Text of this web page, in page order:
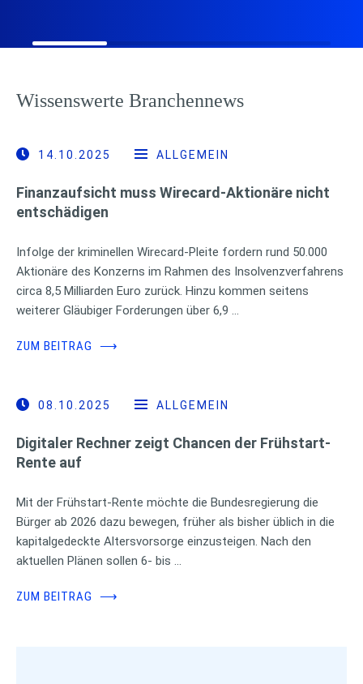
Wissenswerte Branchennews
14.10.2025 ALLGEMEIN
Finanzaufsicht muss Wirecard-Aktionäre nicht
entschädigen
Infolge der kriminellen Wirecard-Pleite fordern rund 50.000
Aktionäre des Konzerns im Rahmen des Insolvenzverfahrens
circa 8,5 Milliarden Euro zurück. Hinzu kommen seitens
weiterer Gläubiger Forderungen über 6,9 …
ZUM BEITRAG ⟶
08.10.2025 ALLGEMEIN
Digitaler Rechner zeigt Chancen der Frühstart-
Rente auf
Mit der Frühstart-Rente möchte die Bundesregierung die
Bürger ab 2026 dazu bewegen, früher als bisher üblich in die
kapitalgedeckte Altersvorsorge einzusteigen. Nach den
aktuellen Plänen sollen 6- bis …
ZUM BEITRAG ⟶